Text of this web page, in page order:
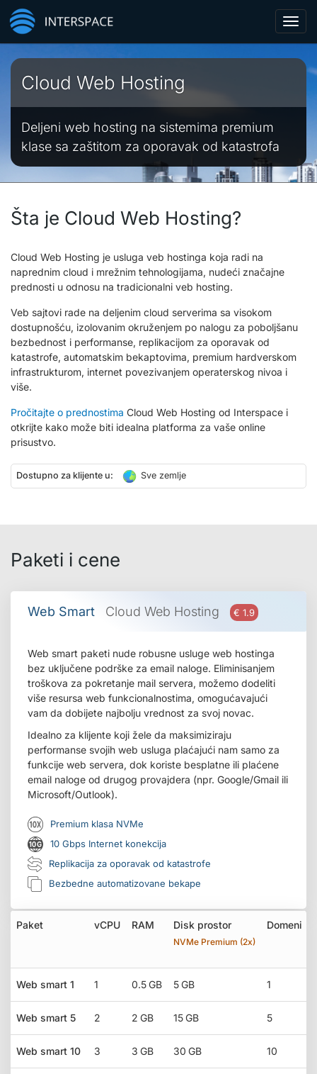
Cloud Web Hosting
Deljeni web hosting na sistemima premium
klase sa zaštitom za oporavak od katastrofa
Šta je Cloud Web Hosting?
Cloud Web Hosting je usluga veb hostinga koja radi na
naprednim cloud i mrežnim tehnologijama, nudeći značajne
prednosti u odnosu na tradicionalni veb hosting.
Veb sajtovi rade na deljenim cloud serverima sa visokom
dostupnošću, izolovanim okruženjem po nalogu za poboljšanu
bezbednost i performanse, replikacijom za oporavak od
katastrofe, automatskim bekaptovima, premium hardverskom
infrastrukturom, internet povezivanjem operaterskog nivoa i
više.
Pročitajte o prednostima Cloud Web Hosting od Interspace i
otkrijte kako može biti idealna platforma za vaše online
prisustvo.
Dostupno za klijente u: Sve zemlje
Paketi i cene
Web Smart Cloud Web Hosting € 1.9
Web smart paketi nude robusne usluge web hostinga
bez uključene podrške za email naloge. Eliminisanjem
troškova za pokretanje mail servera, možemo dodeliti
više resursa web funkcionalnostima, omogućavajući
vam da dobijete najbolju vrednost za svoj novac.
Idealno za klijente koji žele da maksimiziraju
performanse svojih web usluga plaćajući nam samo za
funkcije web servera, dok koriste besplatne ili plaćene
email naloge od drugog provajdera (npr. Google/Gmail ili
Microsoft/Outlook).
Premium klasa NVMe
10 Gbps Internet konekcija
Replikacija za oporavak od katastrofe
Bezbedne automatizovane bekape
Paket vCPU RAM Disk prostor
NVMe Premium (2x)
Domeni
Web smart 1 1 0.5 GB 5 GB 1
Web smart 5 2 2 GB 15 GB 5
Web smart 10 3 3 GB 30 GB 10